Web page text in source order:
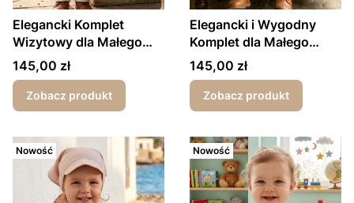
Elegancki Komplet
Wizytowy dla Małego
Gentlemana – Biały + beż
Cena
145,00 zł
Zobacz produkt
Elegancki i Wygodny
Komplet dla Małego
Gentlemana
Cena
145,00 zł
Zobacz produkt
Nowość Nowość